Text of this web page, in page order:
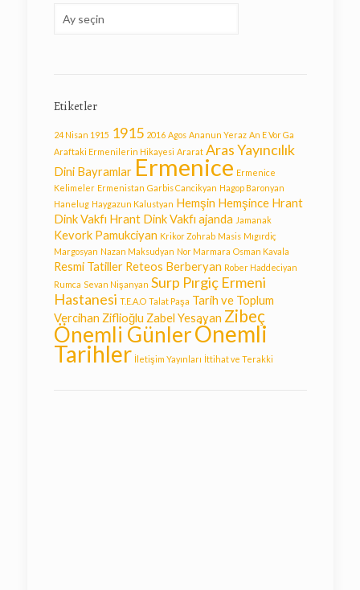
Etiketler
24 Nisan 1915 1915 2016 Agos Ananun Yeraz An E Vor Ga
Araftaki Ermenilerin Hikayesi Ararat Aras Yayıncılık
Dini Bayramlar Ermenice Ermenice
Kelimeler Ermenistan Garbis Cancikyan Hagop Baronyan
Hanelug Haygazun Kalustyan Hemşin Hemşince Hrant
Dink Vakfı Hrant Dink Vakfı ajanda Jamanak
Kevork Pamukciyan Krikor Zohrab Masis Mıgırdiç
Margosyan Nazan Maksudyan Nor Marmara Osman Kavala
Resmi Tatiller Reteos Berberyan Rober Haddeciyan
Rumca Sevan Nişanyan Surp Pırgiç Ermeni
Hastanesi T.E.A.O Talat Paşa Tarih ve Toplum
Vercihan Ziflioğlu Zabel Yesayan Zibeç
Önemli GünlerÖnemli
Tarihler İletişim Yayınları İttihat ve Terakki